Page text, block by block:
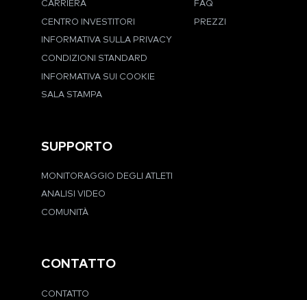
CARRIERA
CENTRO INVESTITORI
INFORMATIVA SULLA PRIVACY
CONDIZIONI STANDARD
INFORMATIVA SUI COOKIE
SALA STAMPA
FAQ
PREZZI
SUPPORTO
MONITORAGGIO DEGLI ATLETI
ANALISI VIDEO
COMUNITÀ
CONTATTO
CONTATTO